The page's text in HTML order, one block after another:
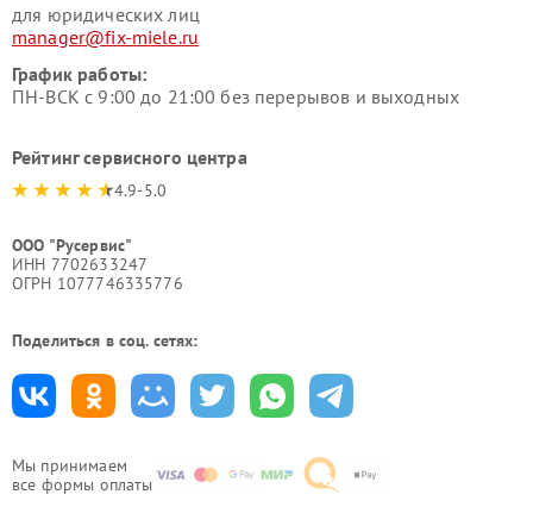
Мы принимаем
все формы оплаты
для юридических лиц
manager@fix-miele.ru
График работы:
ПН-ВСК с 9:00 до 21:00 без перерывов и выходных
Рейтинг сервисного центра
4.9-5.0
ООО "Русервис"
ИНН 7702633247
ОГРН 1077746335776
Поделиться в соц. сетях: